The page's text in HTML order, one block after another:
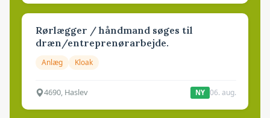
Rørlægger / håndmand søges til
dræn/entreprenørarbejde.
Anlæg Kloak
4690, Haslev NY 06. aug.